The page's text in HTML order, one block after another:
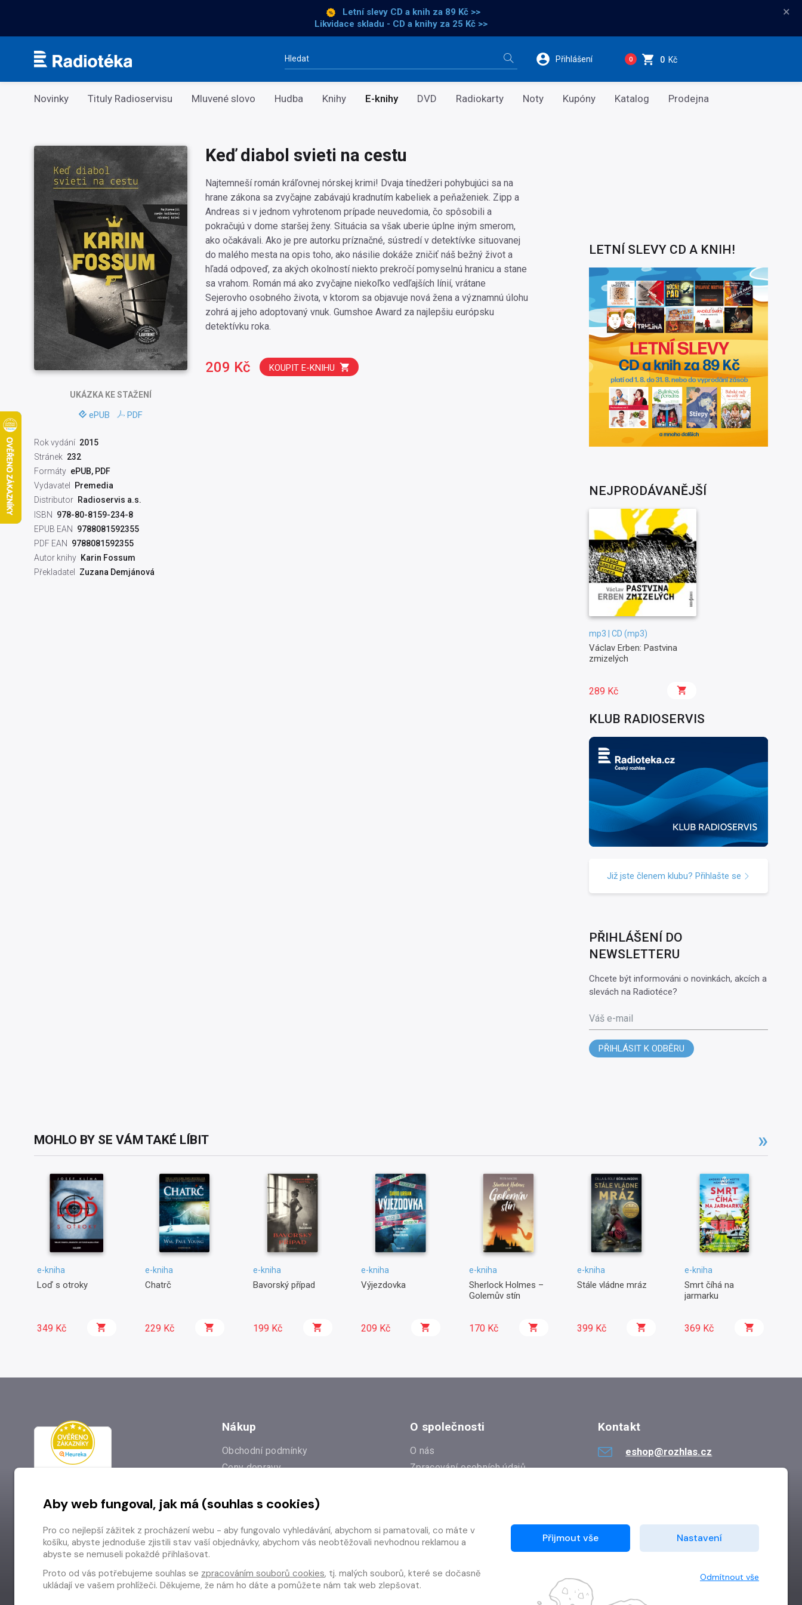
Letní slevy CD a knih za 89 Kč >>
Likvidace skladu - CD a knihy za 25 Kč >>
×
Vyhledávání Přihlášení 0 0 Kč
Kategorie
Novinky Tituly Radioservisu Mluvené slovo Hudba Knihy E-knihy DVD Radiokarty Noty Kupóny Katalog Prodejna
UKÁZKAKE STAŽENÍ
ePUB PDF
Rok vydání 2015
Stránek 232
Formáty ePUB, PDF
Vydavatel
Premedia
Distributor Radioservis a.s.
ISBN 978-80-8159-234-8
EPUB EAN
9788081592355
PDF EAN
9788081592355
Autor knihy Karin Fossum
Překladatel
Zuzana Demjánová
Keď diabol svieti na cestu
Najtemneší román kráľovnej nórskej krimi! Dvaja tínedžeri pohybujúci sa na
hrane zákona sa zvyčajne zabávajú kradnutím kabeliek a peňaženiek. Zipp a
Andreas si v jednom vyhrotenom prípade neuvedomia, čo spôsobili a
pokračujú v dome staršej ženy. Situácia sa však uberie úplne iným smerom,
ako očakávali. Ako je pre autorku príznačné, sústredí v detektívke situovanej
do malého mesta na opis toho, ako násilie dokáže zničiť náš bežný život a
hľadá odpoveď, za akých okolností niekto prekročí pomyselnú hranicu a stane
sa vrahom. Román má ako zvyčajne niekoľko vedľajších línií, vrátane
Sejerovho osobného života, v ktorom sa objavuje nová žena a významnú úlohu
zohrá aj jeho adoptovaný vnuk. Gumshoe Award za najlepšiu európsku
detektívku roka.
209 Kč KOUPIT E-KNIHU
LETNÍ SLEVY CD A KNIH!
NEJPRODÁVANĚJŠÍ
mp3 | CD (mp3)
Václav Erben: Pastvina
zmizelých
289 Kč
KLUB RADIOSERVIS
Již jste členem klubu? Přihlašte se
PŘIHLÁŠENÍ DO
NEWSLETTERU
Chcete být informováni o novinkách, akcích a
slevách na Radiotéce?
Váš e-mail
PŘIHLÁSIT K ODBĚRU
MOHLO BY SE VÁM TAKÉ LÍBIT
e-kniha
Loď s otroky
349 Kč
e-kniha
Chatrč
229 Kč
e-kniha
Bavorský případ
199 Kč
e-kniha
Výjezdovka
209 Kč
e-kniha
Sherlock Holmes –
Golemův stín
170 Kč
e-kniha
Stále vládne mráz
399 Kč
e-kniha
Smrt číhá na
jarmarku
369 Kč
Nákup
Obchodní podmínky
Ceny dopravy
Prodejna
Odstoupení od smlouvy
O společnosti
O nás
Zpracování osobních údajů
Kontakt
eshop@rozhlas.cz
Aby web fungoval, jak má (souhlas s cookies)
Pro co nejlepší zážitek z procházení webu - aby fungovalo vyhledávání, abychom si pamatovali, co máte v
košíku, abyste jednoduše zjistili stav vaší objednávky, abychom vás neobtěžovali nevhodnou reklamou a
abyste se nemuseli pokaždé přihlašovat.
Proto od vás potřebujeme souhlas se zpracováním souborů cookies, tj. malých souborů, které se dočasně
ukládají ve vašem prohlížeči. Děkujeme, že nám ho dáte a pomůžete nám tak web zlepšovat.
Přijmout vše Nastavení
Odmítnout vše